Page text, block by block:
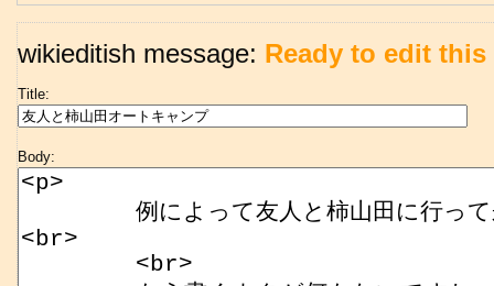
wikieditish message: Ready to edit this
Title:
Body: